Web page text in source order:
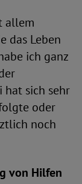
allem
das Leben
ich ganz
sich sehr
oder
noch
von Hilfen